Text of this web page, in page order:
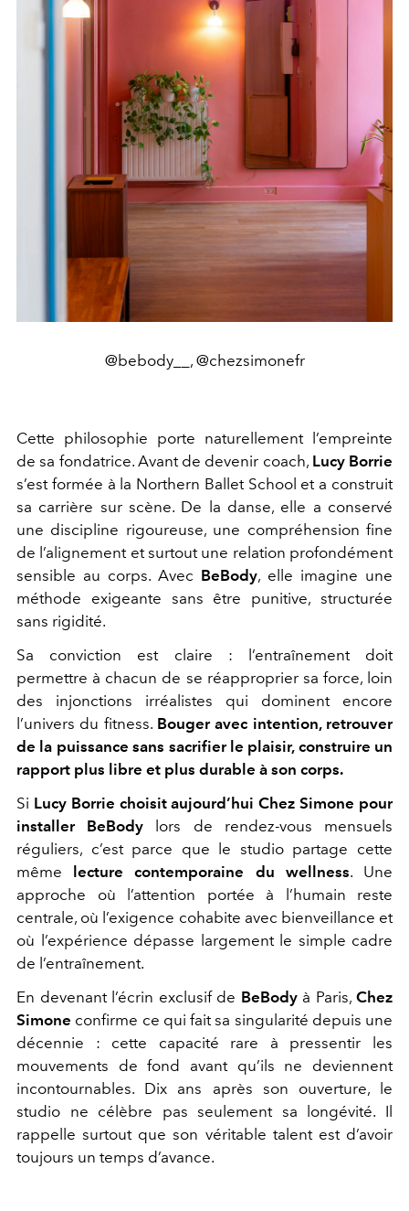
@bebody__, @chezsimonefr
Cette philosophie porte naturellement l’empreinte
de sa fondatrice. Avant de devenir coach, Lucy Borrie
s’est formée à la Northern Ballet School et a construit
sa carrière sur scène. De la danse, elle a conservé
une discipline rigoureuse, une compréhension fine
de l’alignement et surtout une relation profondément
sensible au corps. Avec BeBody, elle imagine une
méthode exigeante sans être punitive, structurée
sans rigidité.
Sa conviction est claire : l’entraînement doit
permettre à chacun de se réapproprier sa force, loin
des injonctions irréalistes qui dominent encore
l’univers du fitness. Bouger avec intention, retrouver
de la puissance sans sacrifier le plaisir, construire un
rapport plus libre et plus durable à son corps.
Si Lucy Borrie choisit aujourd’hui Chez Simone pour
installer BeBody lors de rendez-vous mensuels
réguliers, c’est parce que le studio partage cette
même lecture contemporaine du wellness. Une
approche où l’attention portée à l’humain reste
centrale, où l’exigence cohabite avec bienveillance et
où l’expérience dépasse largement le simple cadre
de l’entraînement.
En devenant l’écrin exclusif de BeBodyà Paris, Chez
Simone confirme ce qui fait sa singularité depuis une
décennie : cette capacité rare à pressentir les
mouvements de fond avant qu’ils ne deviennent
incontournables. Dix ans après son ouverture, le
studio ne célèbre pas seulement sa longévité. Il
rappelle surtout que son véritable talent est d’avoir
toujours un temps d’avance.